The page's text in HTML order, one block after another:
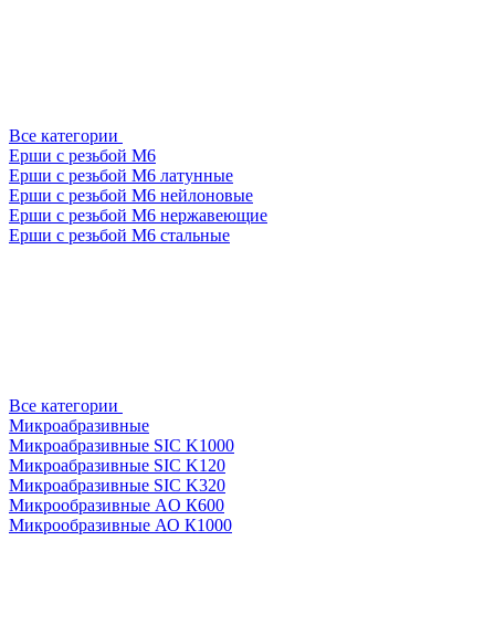
Все категории
Ерши с резьбой М6
Ерши с резьбой М6 латунные
Ерши с резьбой М6 нейлоновые
Ерши с резьбой М6 нержавеющие
Ерши с резьбой М6 стальные
Все категории
Микроабразивные
Микроабразивные SIC K1000
Микроабразивные SIC K120
Микроабразивные SIC K320
Микрообразивные AO К600
Микрообразивные АО К1000